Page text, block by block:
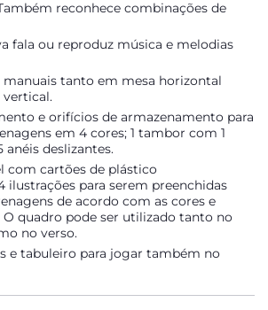
reconhece combinações de
fala ou reproduz música e melodias
manuais tanto em mesa horizontal
e orifícios de armazenamento para
em 4 cores; 1 tambor com 1
anéis deslizantes.
com cartões de plástico
ilustrações para serem preenchidas
de acordo com as cores e
O quadro pode ser utilizado tanto no
no verso.
e tabuleiro para jogar também no